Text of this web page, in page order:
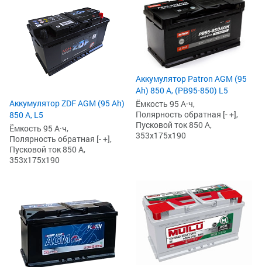
Аккумулятор ZDF AGM (95 Ah)
850 А, L5
Ёмкость 95 А·ч,
Полярность обратная [- +],
Пусковой ток 850 А,
353x175x190
Аккумулятор Patron AGM (95
Ah) 850 А, (PB95-850) L5
Ёмкость 95 А·ч,
Полярность обратная [- +],
Пусковой ток 850 А,
353x175x190